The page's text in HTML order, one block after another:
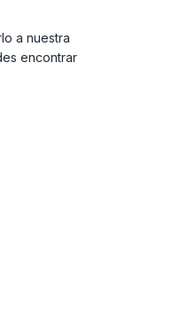
a nuestra
encontrar